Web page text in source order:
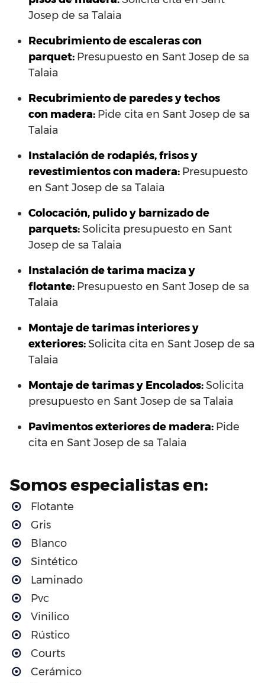
Josep de sa Talaia
Recubrimiento de escaleras con
parquet: Presupuesto en Sant Josep de sa
Talaia
Recubrimiento de paredes y techos
con madera: Pide cita en Sant Josep de sa
Talaia
Instalación de rodapiés, frisos y
revestimientos con madera: Presupuesto
en Sant Josep de sa Talaia
Colocación, pulido y barnizado de
parquets:Solicita presupuesto en Sant
Josep de sa Talaia
Instalación de tarima maciza y
flotante: Presupuesto en Sant Josep de sa
Talaia
Montaje de tarimas interiores y
exteriores:Solicita cita en Sant Josep de sa
Talaia
Montaje de tarimas y Encolados:Solicita
presupuesto en Sant Josep de sa Talaia
Pavimentos exteriores de madera: Pide
cita en Sant Josep de sa Talaia
Somos especialistas en:
Flotante
Gris
Blanco
Sintético
Laminado
Pvc
Vinilico
Rústico
Courts
Cerámico